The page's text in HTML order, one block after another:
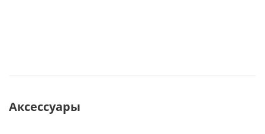
Аксессуары